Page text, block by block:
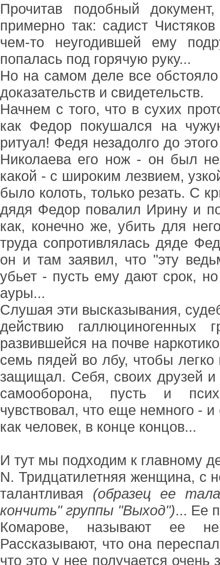
Прочитав подобный
примерно так: садист
чем-то неугодившей ему
попалась под горячую руку...
Но на самом деле все
доказательств и свидетельств.
Начнем с того, что в сухих
как Федор покушался на
ритуал! Федя незадолго до
Николаева его нож - он был
какой - с широким лезвием,
было колоть, только резать. С
дядя Федор повалил Ирину и
как, конечно же, убить для
труда сопротивлялась дяде
он и там заявил, что "эту
убьет - пусть ему дают срок,
ауры...
Слушая эти высказывания,
действию
развившейся на почве
семь пядей во лбу, чтобы
защищал. Себя, своих друзей
самооборона, пусть и
чувствовал, что еще немного - и
как человек, в конце концов...
И тут мы подходим к главному
N. Тридцатилетняя женщина, с
талантливая (образец ее
кончить" группы "Выход")... Ее
Комарове, называют ее
Рассказывают, что она
что это у нее получается